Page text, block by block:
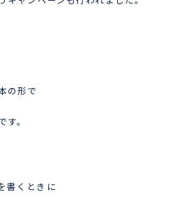
の形で
。
書くときに